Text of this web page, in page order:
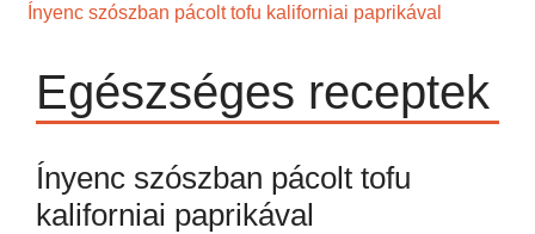
Ínyenc szószban pácolt tofu kaliforniai paprikával
Egészséges receptek
Ínyenc szószban pácolt tofu
kaliforniai paprikával